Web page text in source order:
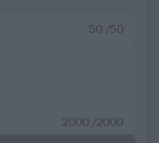
50 /50
2000 /2000